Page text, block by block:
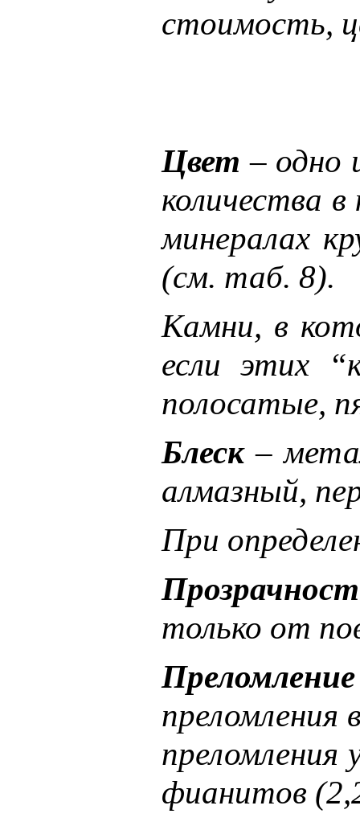
стоимость,
Цвет – одно
количества
минералах
(см. таб. 8).
Камни, в
если этих
полосатые,
Блеск–
алмазный,
При
только от
Преломление
преломления
фианитов